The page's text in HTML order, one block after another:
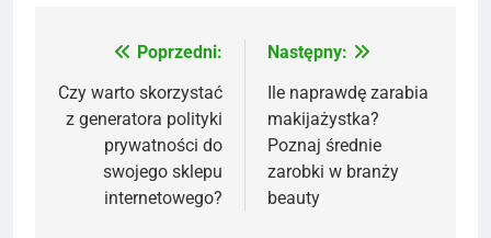
Nawigacja
wpisu
Poprzedni:
Czy warto skorzystać
z generatora polityki
prywatności do
swojego sklepu
internetowego?
Następny:
Ile naprawdę zarabia
makijażystka?
Poznaj średnie
zarobki w branży
beauty